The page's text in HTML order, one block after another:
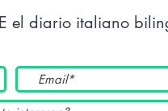
el diario italiano